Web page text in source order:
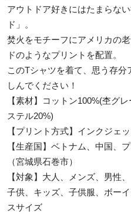
アウトドア好きにはたまらな
ド」。
焚火をモチーフにアメリカの
ドのようなプリントを配置。
このTシャツを着て、思う存分
しんでください！
【素材】コットン100%(杢グ
ステル20%)
【プリント方式】インクジェ
【生産国】ベトナム、中国、
（宮城県石巻市）
【対象】大人、メンズ、男性
子供、キッズ、子供服、ボー
スサイズ